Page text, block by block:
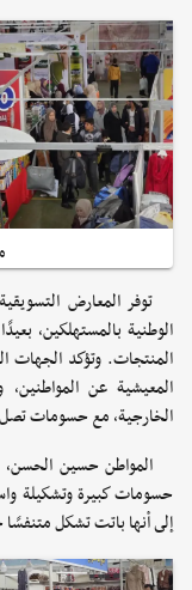
توفر المعارض
الوطنية بالمستهلكين،
المنتجات. وتؤكد الجهات
المعيشية عن
الخارجية، مع حسومات تصل
المواطن حسين
حسومات كبيرة وتشكيلة
إلى أنها باتت تشكل متنفسًا